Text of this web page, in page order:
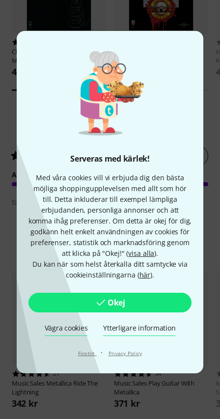
Serveras med kärlek!
Med våra cookies vill vi erbjuda dig den bästa
möjliga shoppingupplevelsen med allt som hör
till. Detta inkluderar till exempel lämpliga
erbjudanden, personliga annonser och att
komma ihåg preferenser. Om detta är okej för dig,
godkänn helt enkelt användningen av cookies för
preferenser, statistik och marknadsföring genom
att klicka på "Okej!" (visa alla).
Du kan när som helst återkalla ditt samtycke via
cookieinställningarna (här).
Okej
Vägra cookies Ytterligare information
Finstilt · Privacy Policy
Cherry Lane Music Company
Metallica Black Album Guitar
422 kr
Cherry Lane Music Company
Guns n' Roses Anthology
333 kr
5Kundbetyg
5/ 5
ARRANGEMANG
Poängpolicy
Jämför alternativ
21
Music Sales Metallica Ride The
Lightning
342 kr
34
Music Sales Play Guitar With
Metallica
371 kr